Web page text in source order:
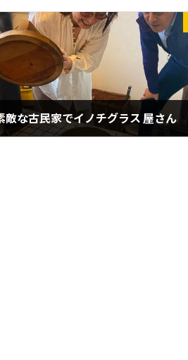
敵な古民家でイノチグラス 屋さん